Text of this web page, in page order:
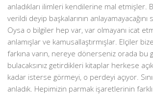
anladıkları ilimleri kendilerine mal etmişler.
verildi deyip başkalarının anlayamayacağını
Oysa o bilgiler hep var, var olmayanı icat
anlamışlar ve kamusallaştırmışlar. Elçiler bize
farkına varın, nereye dönerseniz orada bu
bulacaksınız getirdikleri kitaplar herkese
kadar isterse görmeyi, o perdeyi açıyor.
anladık. Hepimizin parmak işaretlerinin